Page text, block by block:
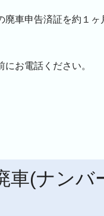
車申告済証を約１ヶ
お電話ください。
(ナンバ